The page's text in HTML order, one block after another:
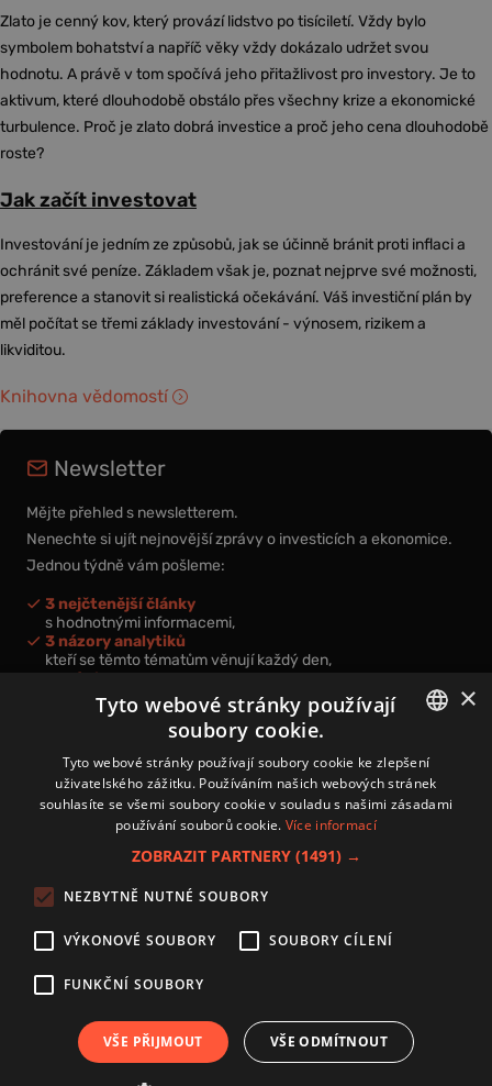
Zlato je cenný kov, který provází lidstvo po tisíciletí. Vždy bylo
symbolem bohatství a napříč věky vždy dokázalo udržet svou
hodnotu. A právě v tom spočívá jeho přitažlivost pro investory. Je to
aktivum, které dlouhodobě obstálo přes všechny krize a ekonomické
turbulence. Proč je zlato dobrá investice a proč jeho cena dlouhodobě
roste?
Jak začít investovat
Investování je jedním ze způsobů, jak se účinně bránit proti inflaci a
ochránit své peníze. Základem však je, poznat nejprve své možnosti,
preference a stanovit si realistická očekávání. Váš investiční plán by
měl počítat se třemi základy investování - výnosem, rizikem a
likviditou.
Knihovna vědomostí
Newsletter
Mějte přehled s newsletterem.
Nenechte si ujít nejnovější zprávy o investicích a ekonomice.
Jednou týdně vám pošleme:
3 nejčtenější články
s hodnotnými informacemi,
3 názory analytiků
kteří se těmto tématům věnují každý den,
nová videa a podcasty
k prohloubení vašich znalostí.
Přihlášením k newsletteru vyjadřujete svůj souhlas spodmínkami
zpracování osobních údajů.
Zásady používání souborů cookies
Autoři
Nastavení cookies
CZECH
×
Tyto webové stránky používají
soubory cookie.
Tyto webové stránky používají soubory cookie ke zlepšení
uživatelského zážitku. Používáním našich webových stránek
souhlasíte se všemi soubory cookie v souladu s našimi zásadami
používání souborů cookie. Více informací
ZOBRAZIT PARTNERY (1491) →
NEZBYTNĚ NUTNÉ SOUBORY
VÝKONOVÉ SOUBORY SOUBORY CÍLENÍ
FUNKČNÍ SOUBORY
VŠE PŘIJMOUT VŠE ODMÍTNOUT